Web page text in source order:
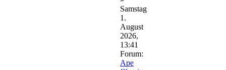
Samstag
1.
August
2026,
13:41
Forum:
Ape